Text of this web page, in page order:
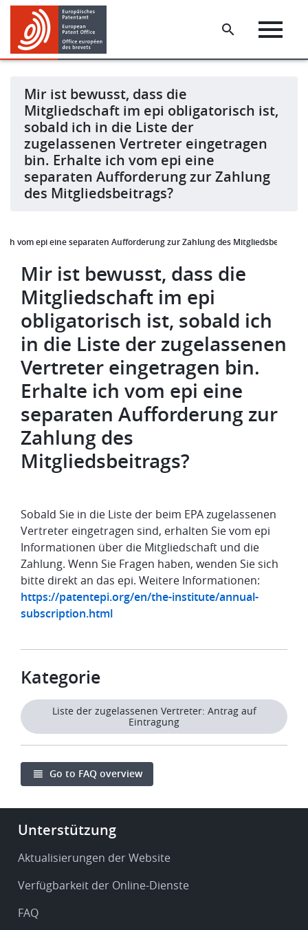
Skip
main
content
Skip
footer
Mir ist bewusst, dass die
Mitgliedschaft im epi obligatorisch ist,
sobald ich in die Liste der
zugelassenen Vertreter eingetragen
bin. Erhalte ich vom epi eine
separaten Aufforderung zur Zahlung
des Mitgliedsbeitrags?
vom epi eine separaten Aufforderung zur Zahlung des Mitgliedsbeitrags?
Mir ist bewusst, dass die
Mitgliedschaft im epi
obligatorisch ist, sobald ich
in die Liste der zugelassenen
Vertreter eingetragen bin.
Erhalte ich vom epi eine
separaten Aufforderung zur
Zahlung des
Mitgliedsbeitrags?
Sobald Sie in die Liste der beim EPA zugelassenen
Vertreter eingetragen sind, erhalten Sie vom epi
Informationen über die Mitgliedschaft und die
Zahlung. Wenn Sie Fragen haben, wenden Sie sich
bitte direkt an das epi. Weitere Informationen:
https://patentepi.org/en/the-institute/annual-
subscription.html
Kategorie
Liste der zugelassenen Vertreter: Antrag auf
Eintragung
Go to FAQ overview
Footer
Service
support
Unterstützung
Aktualisierungen der Website
Verfügbarkeit der Online-Dienste
FAQ